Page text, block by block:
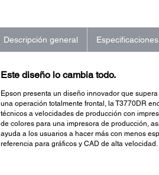
Descripción general Especificaciones
Este diseño lo cambia todo.
Epson presenta un diseño innovador que
una operación totalmente frontal, la T3770DR
técnicos a velocidades de producción con
de colores para una impresora de producción,
ayuda a los usuarios a hacer más con menos
referencia para gráficos y CAD de alta velocidad.